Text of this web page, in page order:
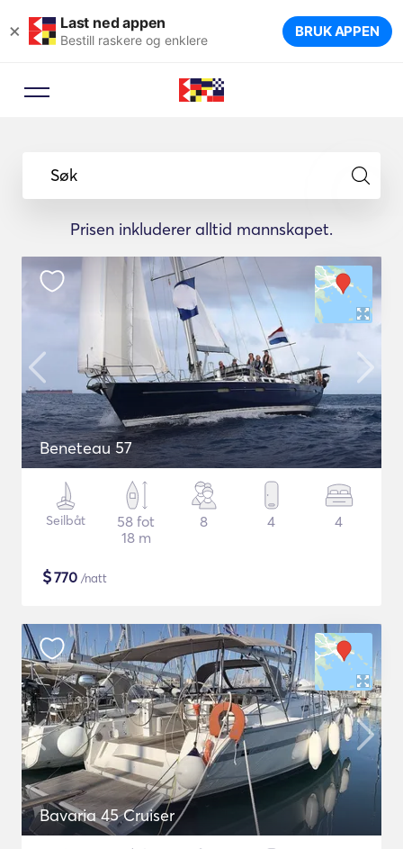
× Last ned appen
Bestill raskere og enklere BRUK APPEN
Søk
Prisen inkluderer alltid mannskapet.
Beneteau 57
Seilbåt
58 fot
18 m
8 4 4
$770 /natt
Bavaria 45 Cruiser